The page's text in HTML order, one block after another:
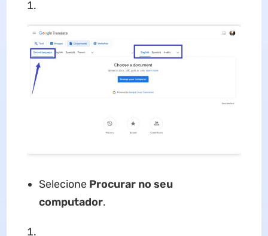
Selecione Procurar no seu
computador.